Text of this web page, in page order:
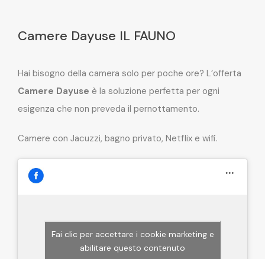
Camere Dayuse IL FAUNO
Hai bisogno della camera solo per poche ore? L’offerta
Camere Dayuse è la soluzione perfetta per ogni
esigenza che non preveda il pernottamento.
Camere con Jacuzzi, bagno privato, Netflix e wifi.
Fai clic per accettare i cookie marketing e
abilitare questo contenuto